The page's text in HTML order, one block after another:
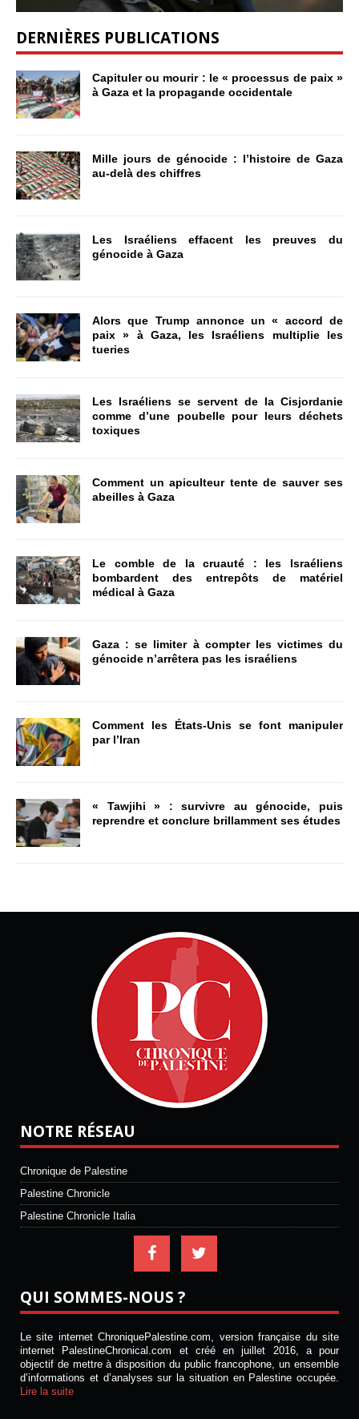
DERNIÈRES PUBLICATIONS
Capituler ou mourir : le « processus de paix »
à Gaza et la propagande occidentale
Mille jours de génocide : l’histoire de Gaza
au-delà des chiffres
Les Israéliens effacent les preuves du
génocide à Gaza
Alors que Trump annonce un « accord de
paix » à Gaza, les Israéliens multiplie les
tueries
Les Israéliens se servent de la Cisjordanie
comme d’une poubelle pour leurs déchets
toxiques
Comment un apiculteur tente de sauver ses
abeilles à Gaza
Le comble de la cruauté : les Israéliens
bombardent des entrepôts de matériel
médical à Gaza
Gaza : se limiter à compter les victimes du
génocide n’arrêtera pas les israéliens
Comment les États-Unis se font manipuler
par l’Iran
« Tawjihi » : survivre au génocide, puis
reprendre et conclure brillamment ses études
NOTRE RÉSEAU
Chronique de Palestine
Palestine Chronicle
Palestine Chronicle Italia
QUI SOMMES-NOUS ?
Le site internet ChroniquePalestine.com, version française du site
internet PalestineChronical.com et créé en juillet 2016, a pour
objectif de mettre à disposition du public francophone, un ensemble
d’informations et d’analyses sur la situation en Palestine occupée.
Lire la suite